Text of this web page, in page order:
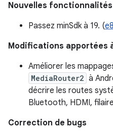
Nouvelles fonctionnalités
Passez minSdk à 19. (
Modifications apportées
Améliorer les
MediaRouter2 à
décrire les routes
Bluetooth, HDMI,
Correction de bugs